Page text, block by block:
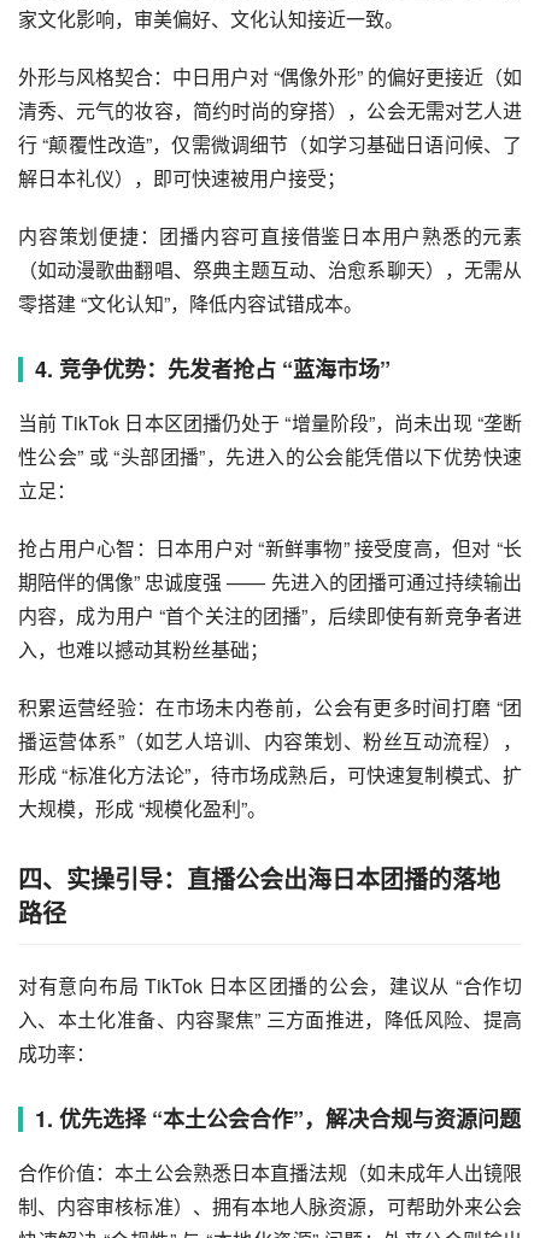
家文化影响，审美偏好、文化认知接近一致。
外形与风格契合：中日用户对 “偶像外形” 的偏好更接近（如
清秀、元气的妆容，简约时尚的穿搭），公会无需对艺人进
行 “颠覆性改造”，仅需微调细节（如学习基础日语问候、了
解日本礼仪），即可快速被用户接受；
内容策划便捷：团播内容可直接借鉴日本用户熟悉的元素
（如动漫歌曲翻唱、祭典主题互动、治愈系聊天），无需从
零搭建 “文化认知”，降低内容试错成本。
4. 竞争优势：先发者抢占 “蓝海市场”
当前 TikTok 日本区团播仍处于 “增量阶段”，尚未出现 “垄断
性公会” 或 “头部团播”，先进入的公会能凭借以下优势快速
立足：
抢占用户心智：日本用户对 “新鲜事物” 接受度高，但对 “长
期陪伴的偶像” 忠诚度强 —— 先进入的团播可通过持续输出
内容，成为用户 “首个关注的团播”，后续即使有新竞争者进
入，也难以撼动其粉丝基础；
积累运营经验：在市场未内卷前，公会有更多时间打磨 “团
播运营体系”（如艺人培训、内容策划、粉丝互动流程），
形成 “标准化方法论”，待市场成熟后，可快速复制模式、扩
大规模，形成 “规模化盈利”。
四、实操引导：直播公会出海日本团播的落地
路径
对有意向布局 TikTok 日本区团播的公会，建议从 “合作切
入、本土化准备、内容聚焦” 三方面推进，降低风险、提高
成功率：
1. 优先选择 “本土公会合作”，解决合规与资源问题
合作价值：本土公会熟悉日本直播法规（如未成年人出镜限
制、内容审核标准）、拥有本地人脉资源，可帮助外来公会